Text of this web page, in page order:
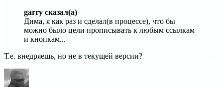
garry сказал(а)
Дима, я как раз и сделал(в процессе), что бы
можно было цели прописывать к любым ссылкам
и кнопкам...
Т.е. внедряешь, но не в текущей версии?